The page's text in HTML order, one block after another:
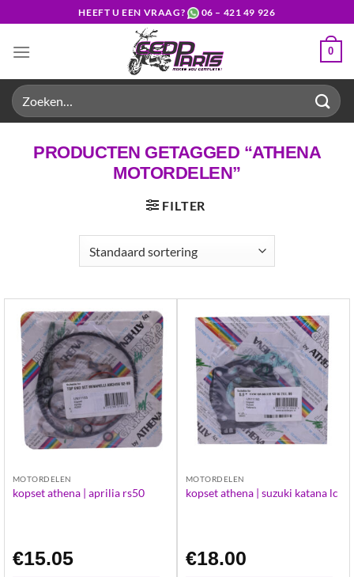
naar
inhoud
HEEFT U EEN VRAAG? 06 – 421 49 926
0
Zoeken
naar:
PRODUCTEN GETAGGED “ATHENA
MOTORDELEN”
FILTER
MOTORDELEN
kopset athena | aprilia rs50
€15.05
MOTORDELEN
kopset athena | suzuki katana lc
€18.00